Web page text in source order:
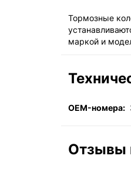
Тормозные
маркой и
OEM-номера:
Отзывы